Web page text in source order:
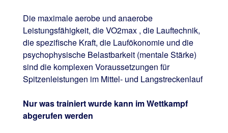
Die maximale aerobe und anaerobe
Leistungsfähigkeit, die VO2max , die Lauftechnik,
die spezifische Kraft, die Laufökonomie und die
psychophysische Belastbarkeit (mentale Stärke)
sind die komplexen Voraussetzungen für
Spitzenleistungen im Mittel- und Langstreckenlauf
Nur was trainiert wurde kann im Wettkampf
abgerufen werden